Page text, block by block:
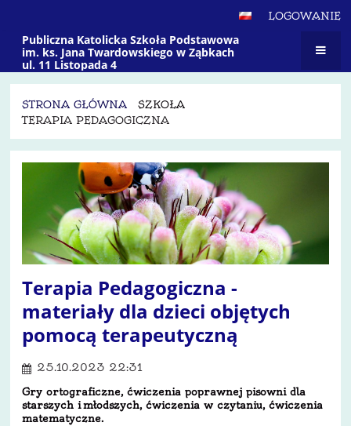
LOGOWANIE
Publiczna Katolicka Szkoła Podstawowa
im. ks. Jana Twardowskiego w Ząbkach
ul. 11 Listopada 4
STRONA GŁÓWNA
SZKOŁA
TERAPIA PEDAGOGICZNA
Terapia
Pedagogiczna
Terapia Pedagogiczna -
materiały dla dzieci objętych
pomocą terapeutyczną
25.10.2023 22:31
Gry ortograficzne, ćwiczenia poprawnej pisowni dla
starszych i młodszych, ćwiczenia w czytaniu, ćwiczenia
matematyczne.